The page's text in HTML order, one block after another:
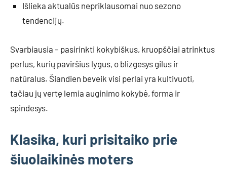
Išlieka aktualūs nepriklausomai nuo sezono
tendencijų.
Svarbiausia – pasirinkti kokybiškus, kruopščiai atrinktus
perlus, kurių paviršius lygus, o blizgesys gilus ir
natūralus. Šiandien beveik visi perlai yra kultivuoti,
tačiau jų vertę lemia auginimo kokybė, forma ir
spindesys.
Klasika, kuri prisitaiko prie
šiuolaikinės moters